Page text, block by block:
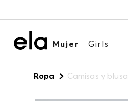
Mujer Girls
Ropa Camisas y